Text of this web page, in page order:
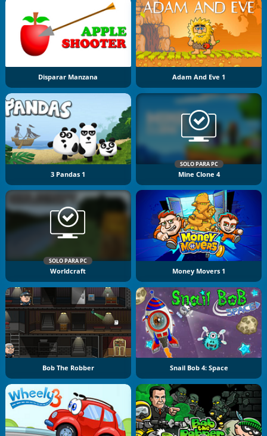
Disparar Manzana Adam And Eve 1
3 Pandas 1
SOLO PARA PC
Mine Clone 4
SOLO PARA PC
Worldcraft Money Movers 1
Bob The Robber Snail Bob 4: Space